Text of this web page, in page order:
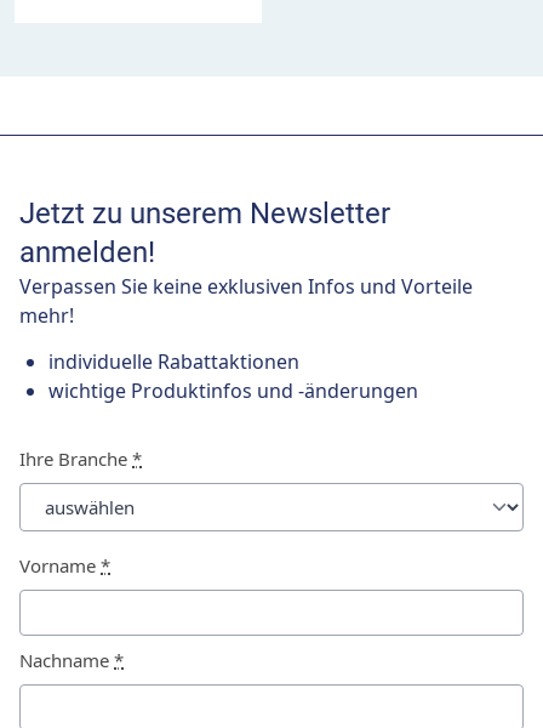
Jetzt zu unserem Newsletter
anmelden!
Verpassen Sie keine exklusiven Infos und Vorteile
mehr!
individuelle Rabattaktionen
wichtige Produktinfos und -änderungen
Ihre Branche *
Vorname *
Nachname *